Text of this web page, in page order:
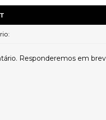
Responderemos em